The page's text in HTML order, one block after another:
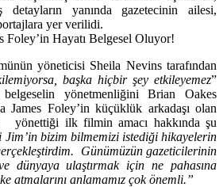
detayların yanında gazetecinin ailesi,
yer verilidi.
Foley’in Hayatı Belgesel Oluyor!
yöneticisi Sheila Nevinstarafından
başka hiçbir şey etkileyemez”
belgeselin yönetmenliğiniBrian Oakes
James Foley’in küçüklük arkadaşı olan
yönettiği ilk filmin amacı hakkında şu
Jim’in bizim bilmemizi istediği hikayelerin
Günümüzün gazeticilerinin
dünyaya ulaştırmak için ne pahasına
atmalarını anlamamız çok önemli.”